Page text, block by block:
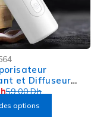
et Diffuseur
USB
59,00Dh
options